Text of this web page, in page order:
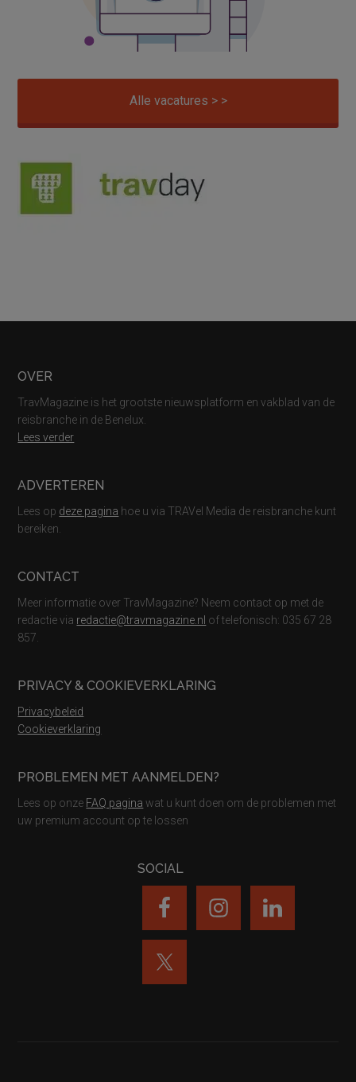
Alle vacatures > >
Footer
OVER
TravMagazine is het grootste nieuwsplatform en vakblad van de
reisbranche in de Benelux.
Lees verder
ADVERTEREN
Lees op deze pagina hoe u via TRAVel Media de reisbranche kunt
bereiken.
CONTACT
Meer informatie over TravMagazine? Neem contact op met de
redactie via redactie@travmagazine.nl of telefonisch: 035 67 28
857.
PRIVACY & COOKIEVERKLARING
Privacybeleid
Cookieverklaring
PROBLEMEN MET AANMELDEN?
Lees op onze FAQ pagina wat u kunt doen om de problemen met
uw premium account op te lossen
SOCIAL